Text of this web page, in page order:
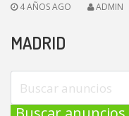
4 AÑOS AGO ADMIN
MADRID